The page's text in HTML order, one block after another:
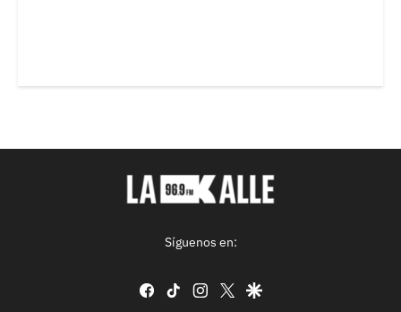
Síguenos en:
facebook
tiktok instagram
twittergoogle